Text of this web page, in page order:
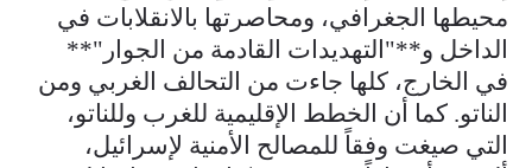
محيطها الجغرافي، ومحاصرتها بالانقلابات في
الداخل و**"التهديدات القادمة من الجوار"**
في الخارج، كلها جاءت من التحالف الغربي ومن
الناتو. كما أن الخطط الإقليمية للغرب وللناتو،
التي صيغت وفقاً للمصالح الأمنية لإسرائيل،